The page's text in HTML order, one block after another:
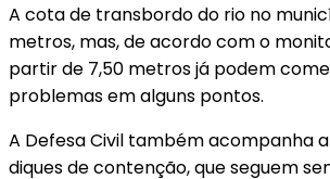
A cota de transbordo do rio no
metros, mas, de acordo com o
partir de 7,50 metros já podem
problemas em alguns pontos.
A Defesa Civil também acompanha
diques de contenção, que seguem